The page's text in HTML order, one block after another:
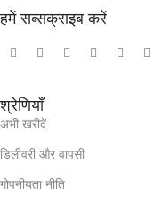
हमें सब्सक्राइब करें
श्रेणियाँ
अभी खरीदें
डिलीवरी और वापसी
गोपनीयता नीति